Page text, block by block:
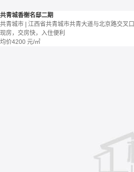
共青城香榭名邸二期
共青城市 | 江西省共青城市共青大道与北京路交叉口
现房，交房快，入住便利
均价4200 元/㎡